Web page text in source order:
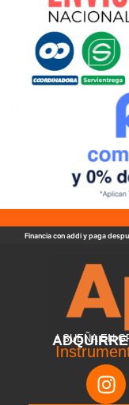
Financia con addi y paga
! SUEÑA EN